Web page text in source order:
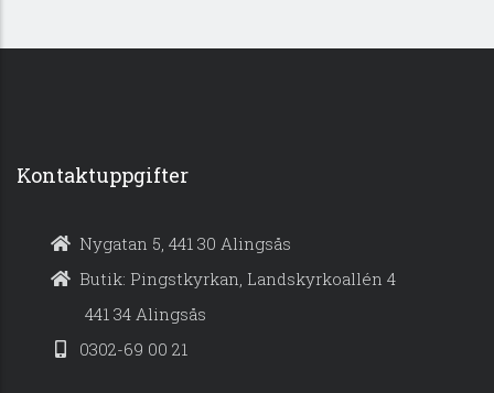
Kontaktuppgifter
Nygatan 5, 441 30 Alingsås
Butik: Pingstkyrkan, Landskyrkoallén 4
441 34 Alingsås
0302-69 00 21